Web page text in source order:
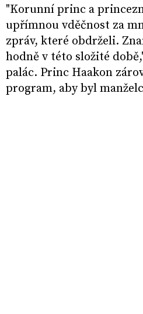
"Korunní princ a
upřímnou vděčnost za
zpráv, které obdrželi.
hodně v této složité
palác. Princ Haakon
program, aby byl